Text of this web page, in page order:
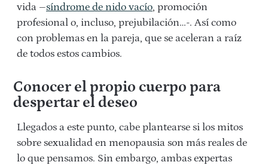
vida –síndrome de nido vacío, promoción
profesional o, incluso, prejubilación…-. Así como
con problemas en la pareja, que se aceleran a raíz
de todos estos cambios.
Conocer el propio cuerpo para
despertar el deseo
Llegados a este punto, cabe plantearse si los mitos
sobre sexualidad en menopausia son más reales de
lo que pensamos. Sin embargo, ambas expertas